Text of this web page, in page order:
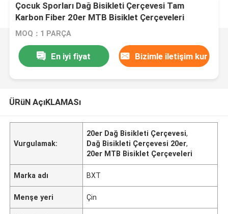
Çocuk Sporları Dağ Bisikleti Çerçevesi Tam
Karbon Fiber 20er MTB Bisiklet Çerçeveleri
MOQ：1 PARÇA
En iyi fiyat Bizimle iletişim kur
ÜRüN AçıKLAMASı
Vurgulamak:
20er Dağ Bisikleti Çerçevesi,
Dağ Bisikleti Çerçevesi 20er,
20er MTB Bisiklet Çerçeveleri
Marka adı BXT
Menşe yeri Çin